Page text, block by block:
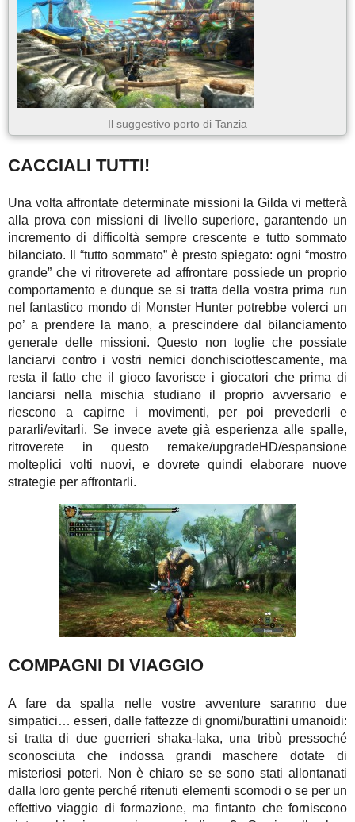
Il suggestivo porto di Tanzia
CACCIALI TUTTI!
Una volta affrontate determinate missioni la Gilda vi metterà
alla prova con missioni di livello superiore, garantendo un
incremento di difficoltà sempre crescente e tutto sommato
bilanciato. Il “tutto sommato” è presto spiegato: ogni “mostro
grande” che vi ritroverete ad affrontare possiede un proprio
comportamento e dunque se si tratta della vostra prima run
nel fantastico mondo di Monster Hunter potrebbe volerci un
po’ a prendere la mano, a prescindere dal bilanciamento
generale delle missioni. Questo non toglie che possiate
lanciarvi contro i vostri nemici donchisciottescamente, ma
resta il fatto che il gioco favorisce i giocatori che prima di
lanciarsi nella mischia studiano il proprio avversario e
riescono a capirne i movimenti, per poi prevederli e
pararli/evitarli. Se invece avete già esperienza alle spalle,
ritroverete in questo remake/upgradeHD/espansione
molteplici volti nuovi, e dovrete quindi elaborare nuove
strategie per affrontarli.
COMPAGNI DI VIAGGIO
A fare da spalla nelle vostre avventure saranno due
simpatici… esseri, dalle fattezze di gnomi/burattini umanoidi:
si tratta di due guerrieri shaka-laka, una tribù pressoché
sconosciuta che indossa grandi maschere dotate di
misteriosi poteri. Non è chiaro se se sono stati allontanati
dalla loro gente perché ritenuti elementi scomodi o se per un
effettivo viaggio di formazione, ma fintanto che forniscono